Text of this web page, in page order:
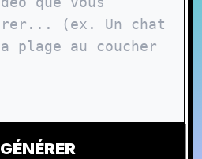
GÉNÉRER